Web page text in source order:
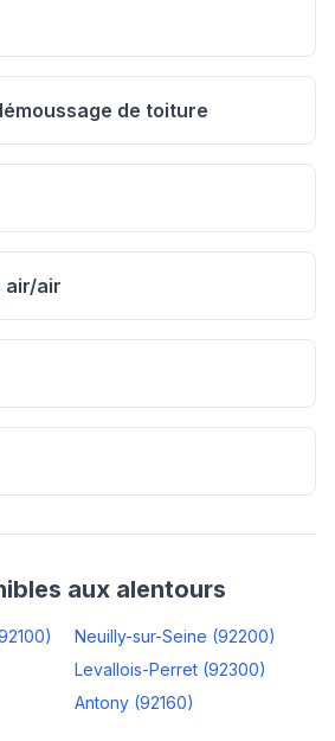
de toiture
air/air
aux alentours
) Neuilly-sur-Seine (92200)
Levallois-Perret (92300)
Antony (92160)